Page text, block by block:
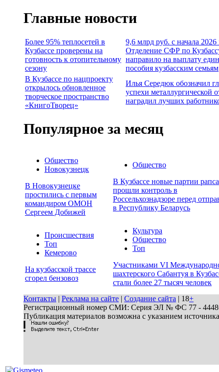
Главные новости
Более 95% теплосетей в
Кузбассе проверены на
готовность к отопительному
сезону
9,6 млрд руб. с начала 2026
Отделение СФР по
направило на выплату
пособия кузбасским семьям
В Кузбассе по нацпроекту
открылось обновленное
творческое пространство
«КнигоТворец»
Илья Середюк обозначил
успехи металлургической
наградил лучших
Популярное за месяц
Общество
Новокузнецк
В Новокузнецке
простились с первым
командиром ОМОН
Сергеем Добижей
Общество
В Кузбассе новые партии рапса
прошли контроль в
Россельхознадзоре перед
в Республику Беларусь
Происшествия
Топ
Кемерово
На кузбасской трассе
сгорел бензовоз
Культура
Общество
Топ
Участниками VI
шахтерского Сабантуя в
стали более 27 тысяч человек
Контакты | Реклама на сайте | Создание сайта | 18+
Регистрационный номер СМИ: Серия ЭЛ № ФС 77 - 44486
Публикация материалов возможна с указанием